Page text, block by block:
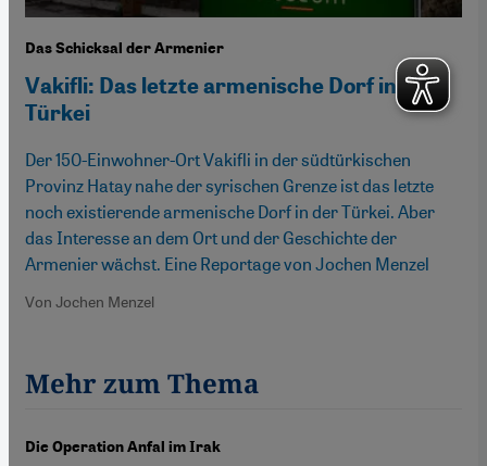
Das Schicksal der Armenier
Vakifli: Das letzte armenische Dorf in der
Türkei
Der 150-Einwohner-Ort Vakifli in der südtürkischen
Provinz Hatay nahe der syrischen Grenze ist das letzte
noch existierende armenische Dorf in der Türkei. Aber
das Interesse an dem Ort und der Geschichte der
Armenier wächst. Eine Reportage von Jochen Menzel
Von Jochen Menzel
Mehr zum Thema
Die Operation Anfal im Irak